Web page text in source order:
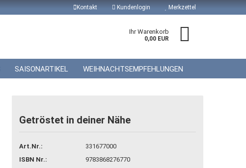
Kontakt Kundenlogin
Konto erstellen
Passwort vergessen?
Merkzettel
Ihr Warenkorb
0,00 EUR
SAISONARTIKEL WEIHNACHTSEMPFEHLUNGEN
Getröstet in deiner Nähe
Art.Nr.:
331677000
ISBN Nr.:
9783868276770